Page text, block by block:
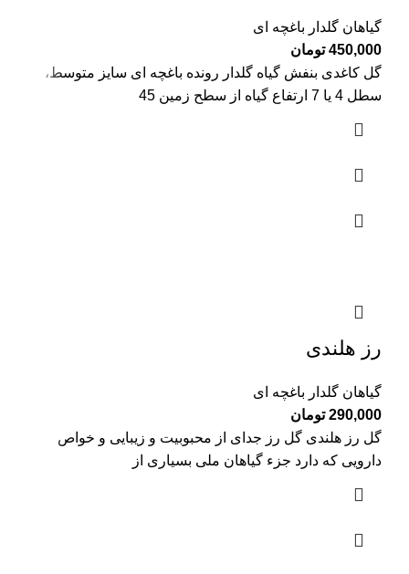
گیاهان گلدار باغچه ای
450,000 تومان
گل کاغدی بنفش گیاه گلدار رونده باغچه ای سایز متوسط،
سطل 4 یا 7 ارتفاع گیاه از سطح زمین 45
رز هلندی
گیاهان گلدار باغچه ای
290,000 تومان
گل رز هلندی گل رز جدای از محبوبیت و زیبایی و خواص
دارویی که دارد جزء گیاهان ملی بسیاری از